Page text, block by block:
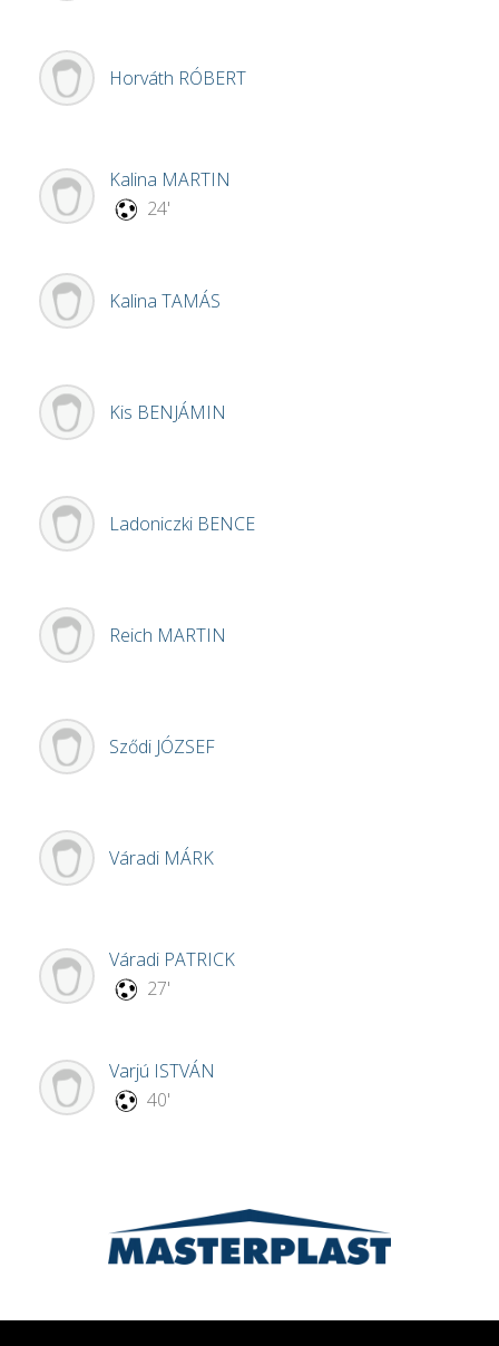
Horváth RÓBERT
Kalina MARTIN
24'
Kalina TAMÁS
Kis BENJÁMIN
Ladoniczki BENCE
Reich MARTIN
Sződi JÓZSEF
Váradi MÁRK
Váradi PATRICK
27'
Varjú ISTVÁN
40'